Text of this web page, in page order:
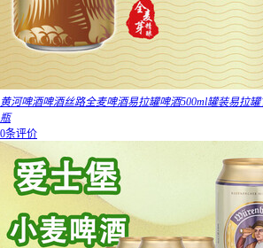
黄河啤酒啤酒丝路全麦啤酒易拉罐啤酒500ml罐装易拉
瓶
0条评价